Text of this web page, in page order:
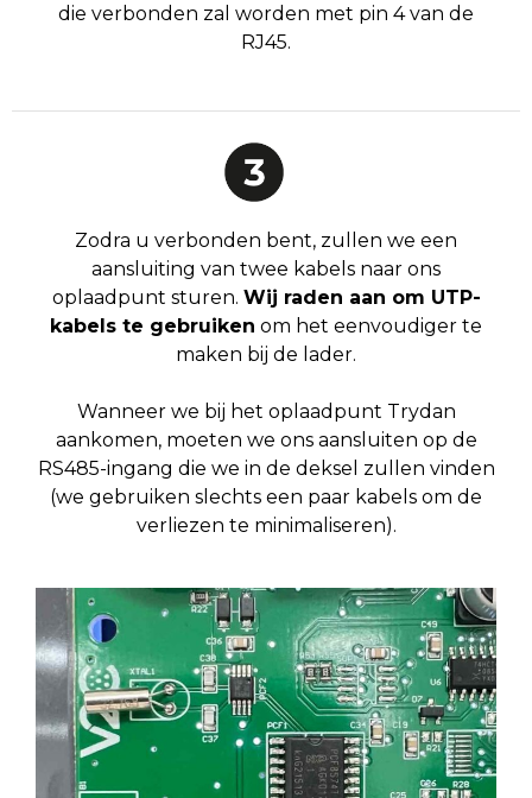
die verbonden zal worden met pin 4 van de
RJ45.
Zodra u verbonden bent, zullen we een
aansluiting van twee kabels naar ons
oplaadpunt sturen. Wij raden aan om UTP-
kabels te gebruiken om het eenvoudiger te
maken bij de lader.
Wanneer we bij het oplaadpunt Trydan
aankomen, moeten we ons aansluiten op de
RS485-ingang die we in de deksel zullen vinden
(we gebruiken slechts een paar kabels om de
verliezen te minimaliseren).